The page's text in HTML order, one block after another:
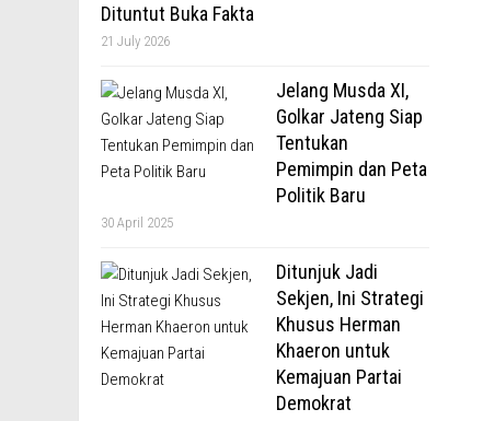
Dituntut Buka Fakta
21 July 2026
Jelang Musda XI,
Golkar Jateng Siap
Tentukan
Pemimpin dan Peta
Politik Baru
30 April 2025
Ditunjuk Jadi
Sekjen, Ini Strategi
Khusus Herman
Khaeron untuk
Kemajuan Partai
Demokrat